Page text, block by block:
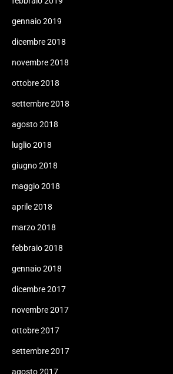
gennaio 2019
dicembre 2018
novembre 2018
ottobre 2018
settembre 2018
agosto 2018
luglio 2018
giugno 2018
maggio 2018
aprile 2018
marzo 2018
febbraio 2018
gennaio 2018
dicembre 2017
novembre 2017
ottobre 2017
settembre 2017
agosto 2017